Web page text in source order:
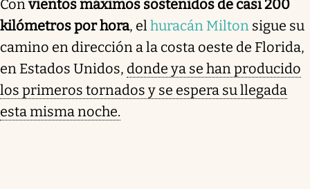
Convientos máximos sostenidos de casi 200
kilómetros por hora, elhuracán Milton sigue su
camino en dirección a la costa oeste de Florida,
en Estados Unidos, donde ya se han producido
los primeros tornados y se espera su llegada
esta misma noche.